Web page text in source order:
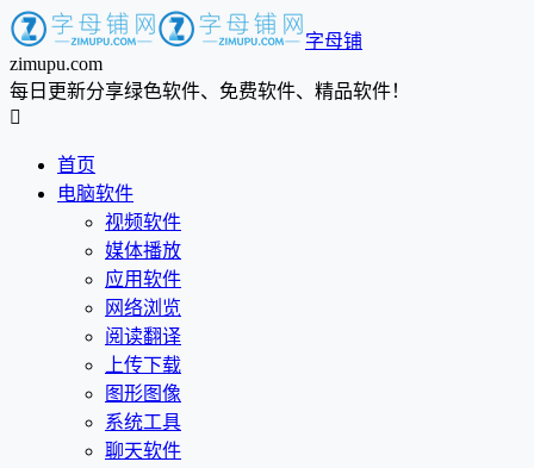
字母铺
zimupu.com
每日更新分享绿色软件、免费软件、精品软件！

首页
电脑软件
视频软件
媒体播放
应用软件
网络浏览
阅读翻译
上传下载
图形图像
系统工具
聊天软件